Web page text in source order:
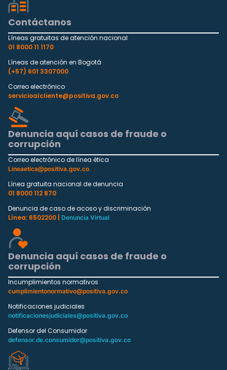
Contáctanos
Líneas gratuitas de atención nacional
01 8000 11 1170
Líneas de atención en Bogotá
(+57) 601 3307000
Correo electrónico
servicioalcliente@positiva.gov.co
Denuncia aquí casos de fraude o
corrupción
Correo electrónico de línea ética
Lineaetica@positiva.gov.co
Línea gratuita nacional de denuncia
01 8000 112 870
Denuncia de caso de acoso y discriminación
Línea: 6502200 |
Denuncia Virtual
Denuncia aquí casos de fraude o
corrupción
Incumplimientos normativos
cumplimientonormativo@positiva.gov.co
Notificaciones judiciales
notificacionesjudiciales@positiva.gov.co
Defensor del Consumidor
defensor.de.consumidor@positiva.gov.co